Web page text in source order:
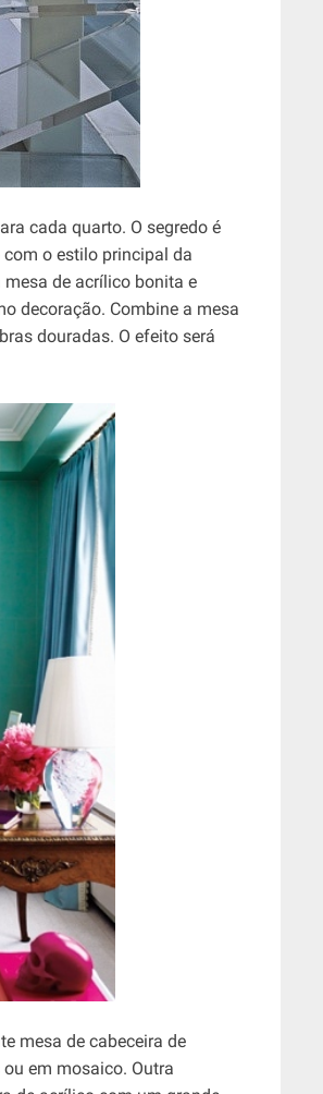
cada quarto. O segredo é
o estilo principal da
de acrílico bonita e
decoração. Combine a mesa
douradas. O efeito será
mesa de cabeceira de
em mosaico. Outra